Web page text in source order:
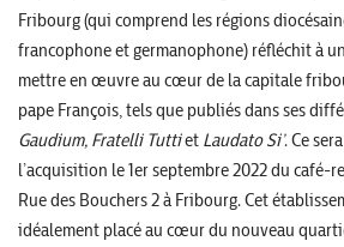
Fribourg (qui comprend les régions
francophone et germanophone) réfléchit à
mettre en œuvre au cœur de la capitale
pape François, tels que publiés dans ses
Gaudium, Fratelli Tuttiet Laudato Si’. Ce
l’acquisition le 1er septembre 2022 du café-
Rue des Bouchers 2 à Fribourg. Cet
idéalement placé au cœur du nouveau